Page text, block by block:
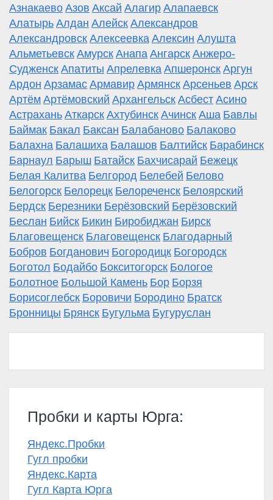
Азнакаево Азов Аксай Алагир Алапаевск
Алатырь Алдан Алейск Александров
Александровск Алексеевка Алексин Алушта
Альметьевск Амурск Анапа Ангарск Анжеро-
Судженск Апатиты Апрелевка Апшеронск Аргун
Ардон Арзамас Армавир Армянск Арсеньев Арск
Артём Артёмовский Архангельск Асбест Асино
Астрахань Аткарск Ахтубинск Ачинск Аша Бавлы
Баймак Бакал Баксан Балабаново Балаково
Балахна Балашиха Балашов Балтийск Барабинск
Барнаул Барыш Батайск Бахчисарай Бежецк
Белая Калитва Белгород Белебей Белово
Белогорск Белорецк Белореченск Белоярский
Бердск Березники Берёзовский Берёзовский
Беслан Бийск Бикин Биробиджан Бирск
Благовещенск Благовещенск Благодарный
Бобров Богданович Богородицк Богородск
Боготол Бодайбо Бокситогорск Бологое
Болотное Большой Камень Бор Борзя
Борисоглебск Боровичи Бородино Братск
Бронницы Брянск Бугульма Бугуруслан
Пробки и карты Юрга:
Яндекс.Пробки
Гугл пробки
Яндекс.Карта
Гугл Карта Юрга